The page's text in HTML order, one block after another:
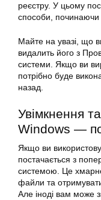
реєстру. У цьому
способи, починаючи
Майте на увазі, що
видалить його з
системи. Якщо ви
потрібно буде
назад.
Увімкнення
Windows —
Якщо ви
постачається з
системою. Це
файли та
Але іноді вам може